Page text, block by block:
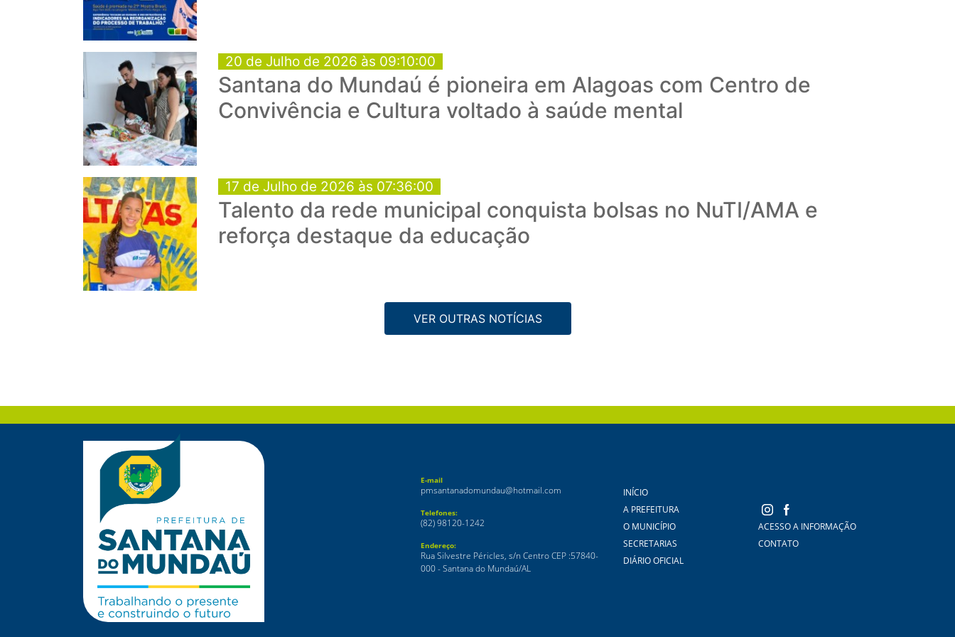
20 de Julho de 2026 às 09:10:00
Santana do Mundaú é pioneira em Alagoas com Centro de
Convivência e Cultura voltado à saúde mental
17 de Julho de 2026 às 07:36:00
Talento da rede municipal conquista bolsas no NuTI/AMA e
reforça destaque da educação
VER OUTRAS NOTÍCIAS
E-mail
pmsantanadomundau@hotmail.com
Telefones:
(82) 98120-1242
Endereço:
Rua Silvestre Péricles, s/n Centro CEP :57840-
000 - Santana do Mundaú/AL
INÍCIO
A PREFEITURA
O MUNICÍPIO
SECRETARIAS
DIÁRIO OFICIAL
ACESSO A INFORMAÇÃO
CONTATO